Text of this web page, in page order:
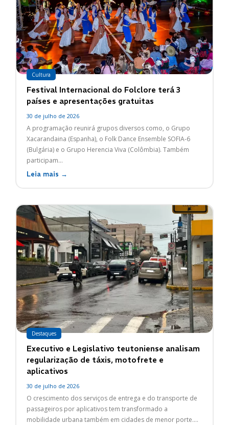
Cultura
Festival Internacional do Folclore terá 3
países e apresentações gratuitas
30 de julho de 2026
A programação reunirá grupos diversos como, o Grupo
Xacarandaina (Espanha), o Folk Dance Ensemble SOFIA-6
(Bulgária) e o Grupo Herencia Viva (Colômbia). Também
participam...
Leia mais →
Destaques
Executivo e Legislativo teutoniense analisam
regularização de táxis, motofrete e
aplicativos
30 de julho de 2026
O crescimento dos serviços de entrega e do transporte de
passageiros por aplicativos tem transformado a
mobilidade urbana também em cidades de menor porte....